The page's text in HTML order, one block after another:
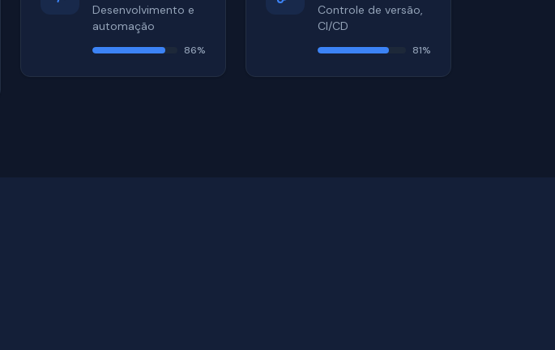
Desenvolvimento e
automação
86%
Controle de versão,
CI/CD
81%